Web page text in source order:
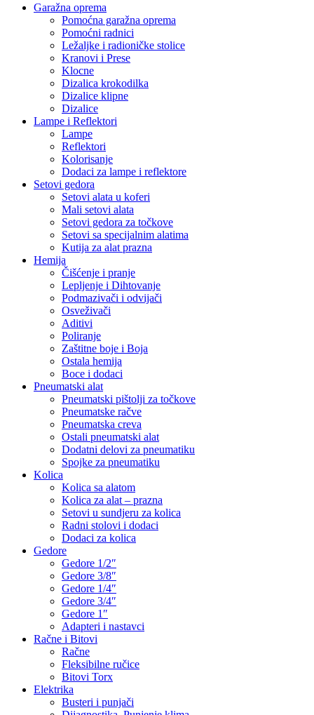
Garažna oprema
Pomoćna garažna oprema
Pomoćni radnici
Ležaljke i radioničke stolice
Kranovi i Prese
Klocne
Dizalica krokodilka
Dizalice klipne
Dizalice
Lampe i Reflektori
Lampe
Reflektori
Kolorisanje
Dodaci za lampe i reflektore
Setovi gedora
Setovi alata u koferi
Mali setovi alata
Setovi gedora za točkove
Setovi sa specijalnim alatima
Kutija za alat prazna
Hemija
Čišćenje i pranje
Lepljenje i Dihtovanje
Podmazivači i odvijači
Osveživači
Aditivi
Poliranje
Zaštitne boje i Boja
Ostala hemija
Boce i dodaci
Pneumatski alat
Pneumatski pištolji za točkove
Pneumatske račve
Pneumatska creva
Ostali pneumatski alat
Dodatni delovi za pneumatiku
Spojke za pneumatiku
Kolica
Kolica sa alatom
Kolica za alat – prazna
Setovi u sundjeru za kolica
Radni stolovi i dodaci
Dodaci za kolica
Gedore
Gedore 1/2″
Gedore 3/8″
Gedore 1/4″
Gedore 3/4″
Gedore 1″
Adapteri i nastavci
Račne i Bitovi
Račne
Fleksibilne ručice
Bitovi Torx
Elektrika
Busteri i punjači